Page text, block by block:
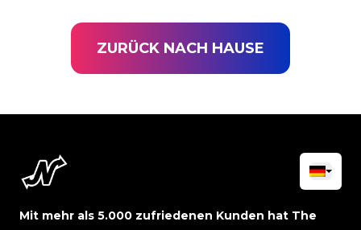
ZURÜCK NACH HAUSE
Mit mehr als 5.000 zufriedenen Kunden hat The